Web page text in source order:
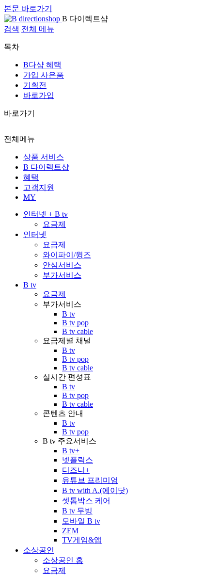
본문 바로가기
B 다이렉트샵
검색 전체 메뉴
목차
B다샵 혜택
가입 사은품
기획전
바로가입
바로가기
전체메뉴
상품 서비스
B 다이렉트샵
혜택
고객지원
MY
인터넷 + B tv
요금제
인터넷
요금제
와이파이/윙즈
안심서비스
부가서비스
B tv
요금제
부가서비스
B tv
B tv pop
B tv cable
요금제별 채널
B tv
B tv pop
B tv cable
실시간 편성표
B tv
B tv pop
B tv cable
콘텐츠 안내
B tv
B tv pop
B tv 주요서비스
B tv+
넷플릭스
디즈니+
유튜브 프리미엄
B tv with A.(에이닷)
셋톱박스 케어
B tv 무빙
모바일 B tv
ZEM
TV게임&앱
소상공인
소상공인 홈
요금제